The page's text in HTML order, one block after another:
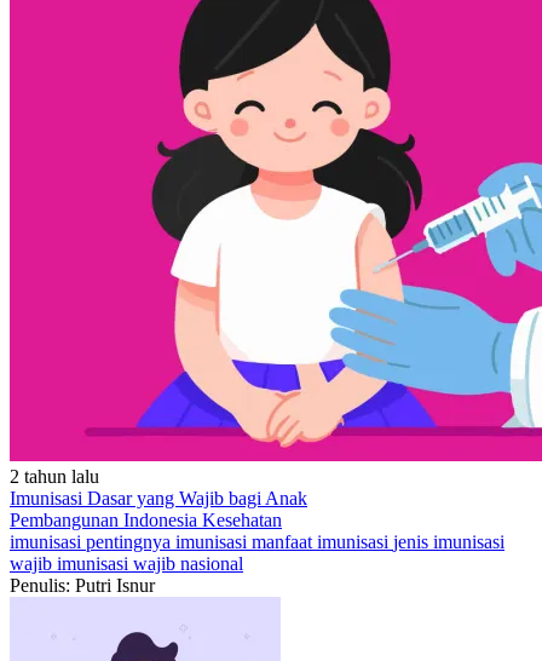
2 tahun lalu
Imunisasi Dasar yang Wajib bagi Anak
Pembangunan Indonesia Kesehatan
imunisasi pentingnya imunisasi manfaat imunisasi jenis imunisasi
wajib imunisasi wajib nasional
Penulis: Putri Isnur